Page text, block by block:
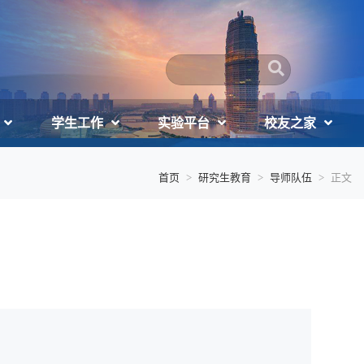
学生工作 实验平台 校友之家
首页 研究生教育 导师队伍 正文